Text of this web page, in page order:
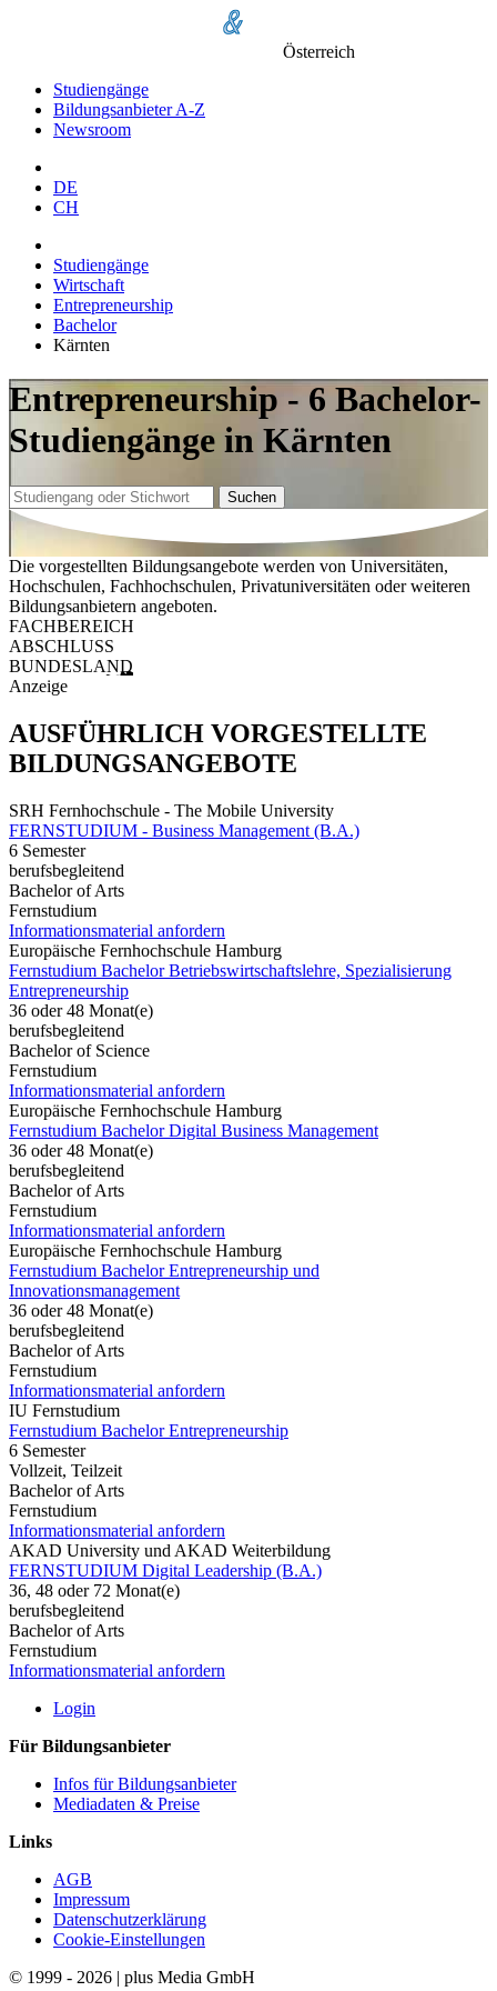
Österreich
Studiengänge
Bildungsanbieter A-Z
Newsroom
DE
CH
Studiengänge
Wirtschaft
Entrepreneurship
Bachelor
Kärnten
Entrepreneurship - 6 Bachelor-
Studiengänge in Kärnten
Suchen
Die vorgestellten Bildungsangebote werden von Universitäten,
Hochschulen, Fachhochschulen, Privatuniversitäten oder weiteren
Bildungsanbietern angeboten.
FACHBEREICH
ABSCHLUSS
BUNDESLAND
Anzeige
AUSFÜHRLICH VORGESTELLTE
BILDUNGSANGEBOTE
SRH Fernhochschule - The Mobile University
FERNSTUDIUM - Business Management (B.A.)
6 Semester
berufsbegleitend
Bachelor of Arts
Fernstudium
Informationsmaterial anfordern
Europäische Fernhochschule Hamburg
Fernstudium Bachelor Betriebswirtschaftslehre, Spezialisierung
Entrepreneurship
36 oder 48 Monat(e)
berufsbegleitend
Bachelor of Science
Fernstudium
Informationsmaterial anfordern
Europäische Fernhochschule Hamburg
Fernstudium Bachelor Digital Business Management
36 oder 48 Monat(e)
berufsbegleitend
Bachelor of Arts
Fernstudium
Informationsmaterial anfordern
Europäische Fernhochschule Hamburg
Fernstudium Bachelor Entrepreneurship und
Innovationsmanagement
36 oder 48 Monat(e)
berufsbegleitend
Bachelor of Arts
Fernstudium
Informationsmaterial anfordern
IU Fernstudium
Fernstudium Bachelor Entrepreneurship
6 Semester
Vollzeit, Teilzeit
Bachelor of Arts
Fernstudium
Informationsmaterial anfordern
AKAD University und AKAD Weiterbildung
FERNSTUDIUM Digital Leadership (B.A.)
36, 48 oder 72 Monat(e)
berufsbegleitend
Bachelor of Arts
Fernstudium
Informationsmaterial anfordern
Login
Für Bildungsanbieter
Infos für Bildungsanbieter
Mediadaten & Preise
Links
AGB
Impressum
Datenschutzerklärung
Cookie-Einstellungen
© 1999 - 2026 | plus Media GmbH